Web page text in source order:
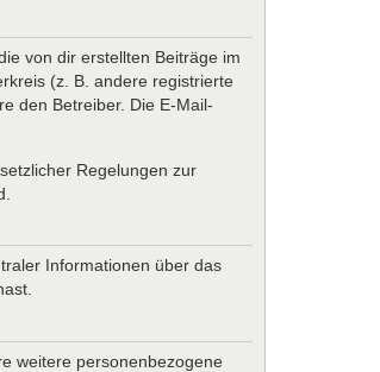
von dir erstellten Beiträge im
(z. B. andere registrierte
den Betreiber. Die E-Mail-
Regelungen zur
Informationen über das
weitere personenbezogene